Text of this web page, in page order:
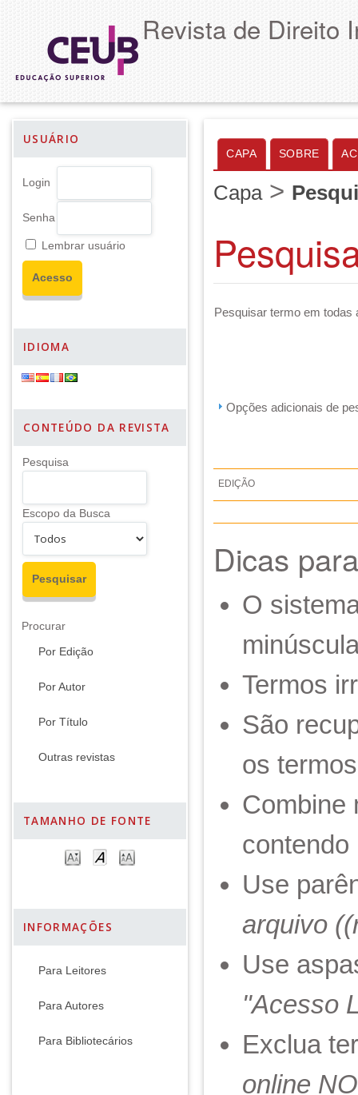
Revista de Direito
USUÁRIO
Login
Senha
Lembrar usuário
IDIOMA
CONTEÚDO DA REVISTA
Pesquisa
Escopo da Busca
Procurar
Por Edição
Por Autor
Por Título
Outras revistas
TAMANHO DE FONTE
INFORMAÇÕES
Para Leitores
Para Autores
Para Bibliotecários
CAPA SOBRE
Capa>
Pesquisar termo em todas
Opções adicionais de
EDIÇÃO
Dicas
O
Termos
São
os
Combine
Use
arquivo
Use
"Acesso
Exclua
online